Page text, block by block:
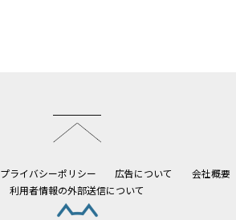
プライバシーポリシー 広告について
会社概要
利用者情報の外部送信について